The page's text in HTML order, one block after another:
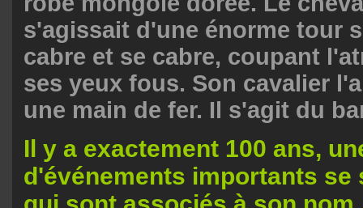
s'agissait d'une énorme tour
cabre et se cabre, coupant
ses yeux fous. Son cavalier
une main de fer. Il s'agit du
Il y a exactement 100 ans,
d'événements importants se